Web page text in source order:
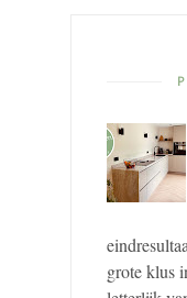
grote klus